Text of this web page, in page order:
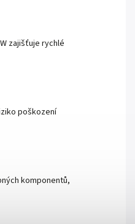
zajišťuje rychlé
poškození
komponentů,